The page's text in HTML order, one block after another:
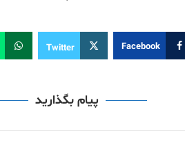
Facebook
Twitter
پیام بگذارید